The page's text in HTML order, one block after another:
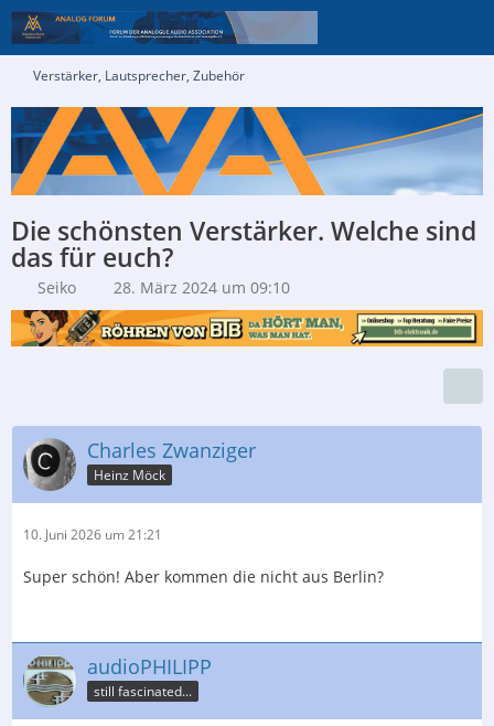
Verstärker, Lautsprecher, Zubehör
Die schönsten Verstärker. Welche sind
das für euch?
Seiko 28. März 2024 um 09:10
Charles Zwanziger
Heinz Möck
10. Juni 2026 um 21:21
Super schön! Aber kommen die nicht aus Berlin?
audioPHILIPP
still fascinated...